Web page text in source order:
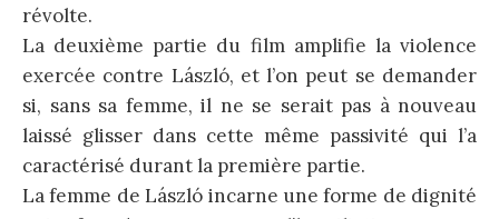
révolte.
La deuxième partie du film amplifie la violence
exercée contre László, et l’on peut se demander
si, sans sa femme, il ne se serait pas à nouveau
laissé glisser dans cette même passivité qui l’a
caractérisé durant la première partie.
La femme de László incarne une forme de dignité